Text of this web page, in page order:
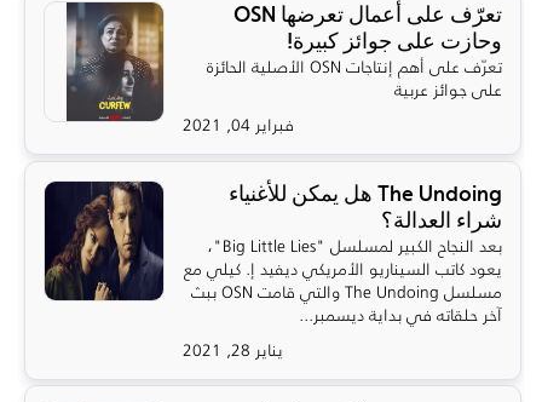
تعرّف على أعمال تعرضها OSN
وحازت على جوائز كبيرة!
تعرّف على أهم إنتاجات OSN الأصلية الحائزة
على جوائز عربية
فبراير 04, 2021
The Undoing هل يمكن للأغنياء
شراء العدالة؟
بعد النجاح الكبير لمسلسل "Big Little Lies"،
يعود كاتب السيناريو الأمريكي ديفيد إ. كيلي مع
مسلسل The Undoing والتي قامت OSN ببث
آخر حلقاته في بداية ديسمبر...
يناير 28, 2021